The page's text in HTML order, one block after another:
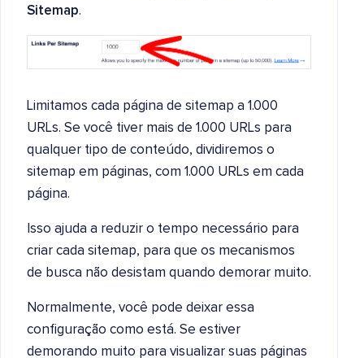
Sitemap.
Limitamos cada página de sitemap a 1.000
URLs. Se você tiver mais de 1.000 URLs para
qualquer tipo de conteúdo, dividiremos o
sitemap em páginas, com 1.000 URLs em cada
página.
Isso ajuda a reduzir o tempo necessário para
criar cada sitemap, para que os mecanismos
de busca não desistam quando demorar muito.
Normalmente, você pode deixar essa
configuração como está. Se estiver
demorando muito para visualizar suas páginas